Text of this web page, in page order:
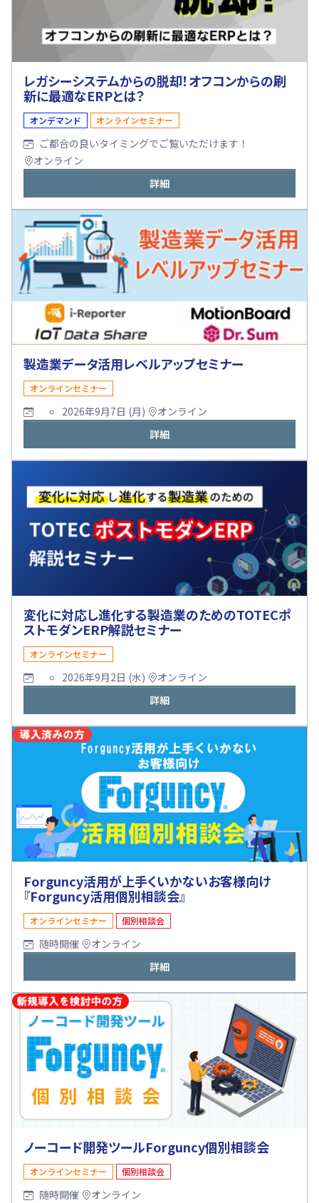
レガシーシステムからの脱却！オフコンからの刷
新に最適なERPとは？
オンデマンド オンラインセミナー
ご都合の良いタイミングでご覧いただけます！
オンライン
詳細
製造業データ活用レベルアップセミナー
オンラインセミナー
2026年9月7日 (月)
オンライン
詳細
変化に対応し進化する製造業のためのTOTECポ
ストモダンERP解説セミナー
オンラインセミナー
2026年9月2日 (水)
オンライン
詳細
Forguncy活用が上手くいかないお客様向け
『Forguncy活用個別相談会』
オンラインセミナー 個別相談会
随時開催
オンライン
詳細
ノーコード開発ツールForguncy個別相談会
オンラインセミナー 個別相談会
随時開催
オンライン